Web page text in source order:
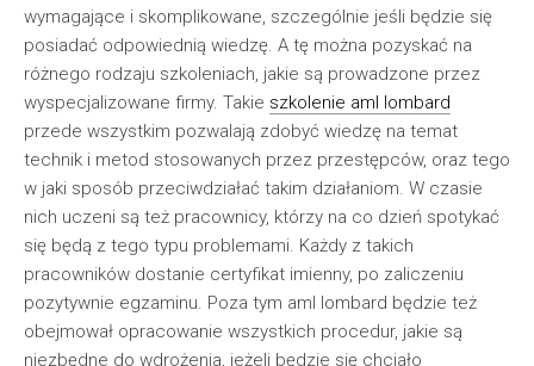
wymagające i skomplikowane, szczególnie jeśli będzie się
posiadać odpowiednią wiedzę. A tę można pozyskać na
różnego rodzaju szkoleniach, jakie są prowadzone przez
wyspecjalizowane firmy. Takie szkolenie aml lombard
przede wszystkim pozwalają zdobyć wiedzę na temat
technik i metod stosowanych przez przestępców, oraz tego
w jaki sposób przeciwdziałać takim działaniom. W czasie
nich uczeni są też pracownicy, którzy na co dzień spotykać
się będą z tego typu problemami. Każdy z takich
pracowników dostanie certyfikat imienny, po zaliczeniu
pozytywnie egzaminu. Poza tym aml lombard będzie też
obejmował opracowanie wszystkich procedur, jakie są
niezbędne do wdrożenia, jeżeli będzie się chciało